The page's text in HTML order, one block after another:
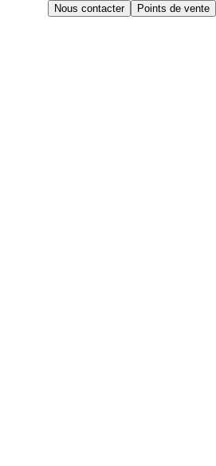
Nous contacter Points de vente